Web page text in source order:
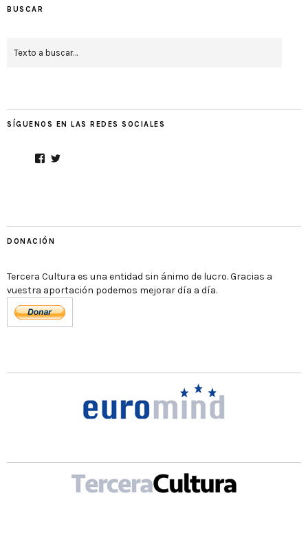
BUSCAR
SÍGUENOS EN LAS REDES SOCIALES
Facebook
DONACIÓN
Tercera Cultura es una entidad sin ánimo de lucro. Gracias a
vuestra aportación podemos mejorar día a día.